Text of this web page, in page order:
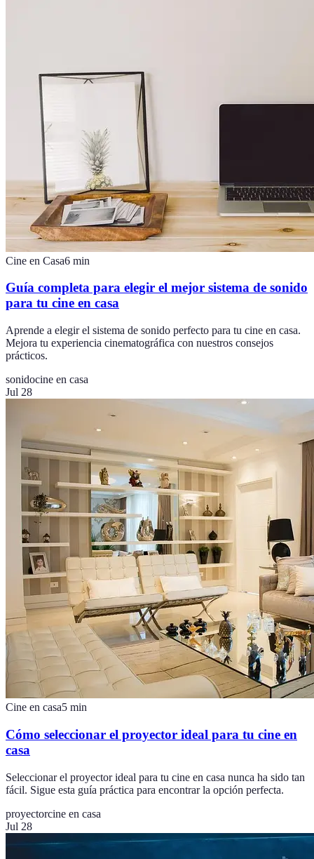
Cine en Casa6 min
Guía completa para elegir el mejor sistema de sonido
para tu cine en casa
Aprende a elegir el sistema de sonido perfecto para tu cine en casa.
Mejora tu experiencia cinematográfica con nuestros consejos
prácticos.
sonidocine en casa
Jul 28
Cine en casa5 min
Cómo seleccionar el proyector ideal para tu cine en
casa
Seleccionar el proyector ideal para tu cine en casa nunca ha sido tan
fácil. Sigue esta guía práctica para encontrar la opción perfecta.
proyectorcine en casa
Jul 28